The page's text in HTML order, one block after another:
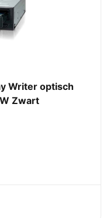
Writer optisch
Zwart